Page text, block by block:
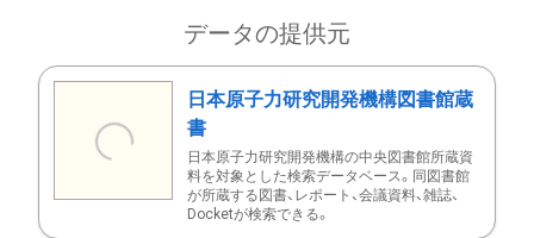
データの提供元
日本原子力研究開発機構図書館蔵
書
日本原子力研究開発機構の中央図書館所蔵資
料を対象とした検索データベース。同図書館
が所蔵する図書、レポート、会議資料、雑誌、
Docketが検索できる。